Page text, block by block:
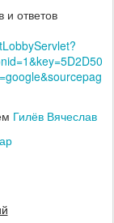
и ответов
Гилёв Вячеслав